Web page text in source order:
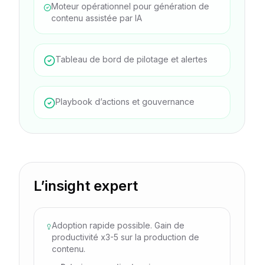
Moteur opérationnel pour génération de
contenu assistée par IA
Tableau de bord de pilotage et alertes
Playbook d’actions et gouvernance
L’insight expert
Adoption rapide possible. Gain de
productivité x3-5 sur la production de
contenu.